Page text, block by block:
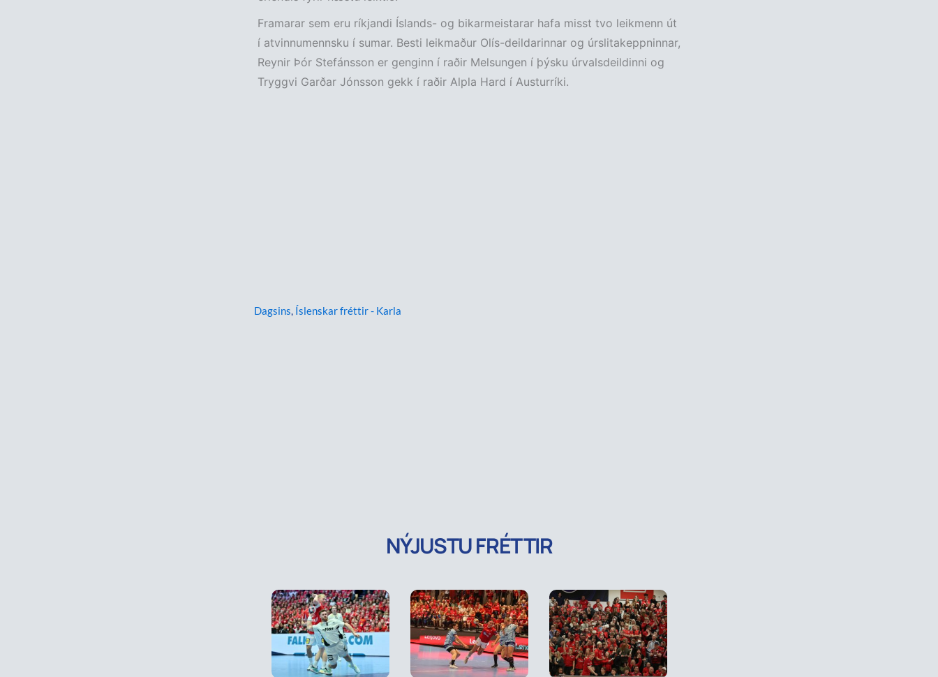
Framarar sem eru ríkjandi Íslands- og bikarmeistarar hafa misst tvo leikmenn út
í atvinnumennsku í sumar. Besti leikmaður Olís-deildarinnar og úrslitakeppninnar,
Reynir Þór Stefánsson er genginn í raðir Melsungen í þýsku úrvalsdeildinni og
Tryggvi Garðar Jónsson gekk í raðir Alpla Hard í Austurríki.
Dagsins, Íslenskar fréttir - Karla
NÝJUSTU FRÉTTIR